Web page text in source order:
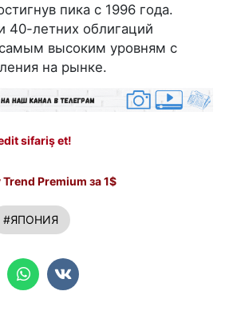
пика с 1996 года.
40-летних облигаций
высоким уровням с
на рынке.
sifariş et!
Premium за 1$
#ЯПОНИЯ